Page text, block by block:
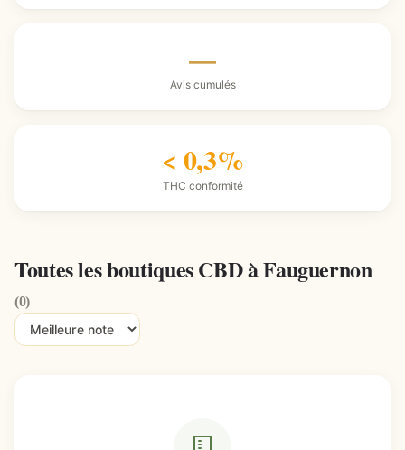
—
Avis cumulés
< 0,3%
THC conformité
Toutes les boutiques CBD à Fauguernon
(0)